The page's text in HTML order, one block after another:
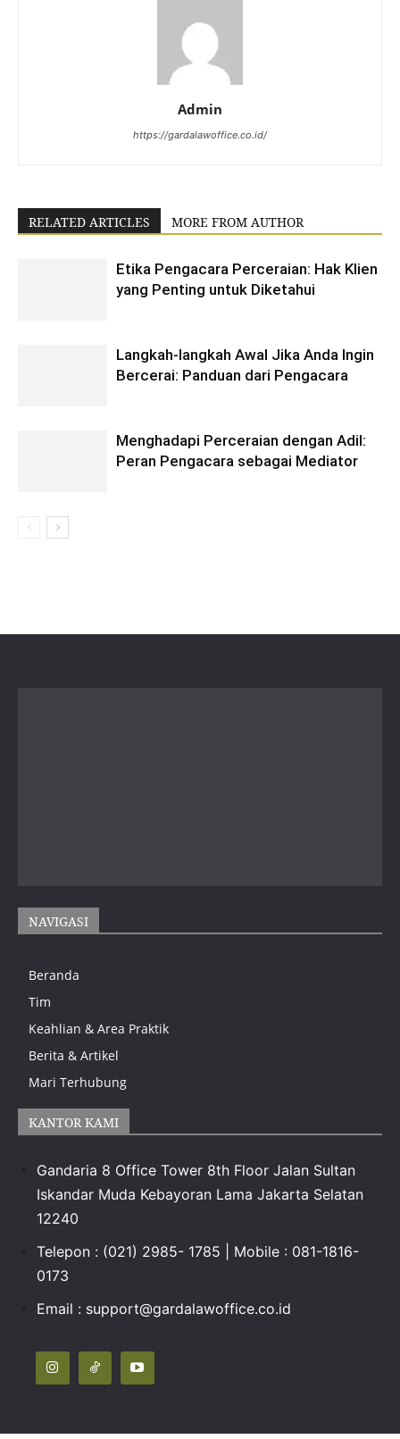
Admin
https://gardalawoffice.co.id/
RELATED ARTICLES MORE FROM AUTHOR
Etika Pengacara Perceraian: Hak Klien
yang Penting untuk Diketahui
Langkah-langkah Awal Jika Anda Ingin
Bercerai: Panduan dari Pengacara
Menghadapi Perceraian dengan Adil:
Peran Pengacara sebagai Mediator
NAVIGASI
Beranda
Tim
Keahlian & Area Praktik
Berita & Artikel
Mari Terhubung
KANTOR KAMI
Gandaria 8 Office Tower 8th Floor Jalan Sultan
Iskandar Muda Kebayoran Lama Jakarta Selatan
12240
Telepon : (021) 2985- 1785 | Mobile : 081-1816-
0173
Email : support@gardalawoffice.co.id